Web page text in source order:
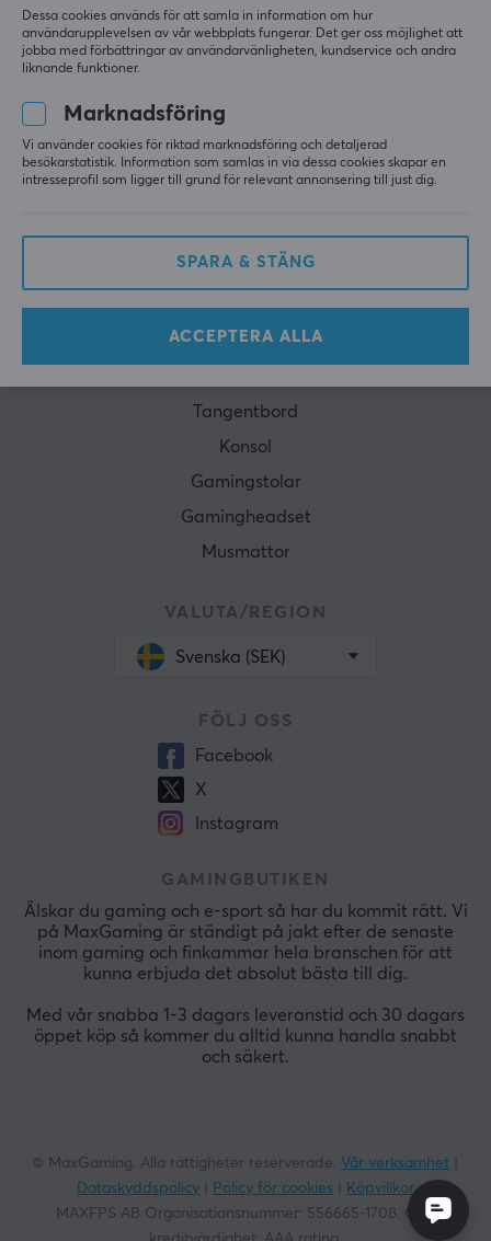
MAXGAMING
Lediga tjänster
Om oss
Betalsätt
Trygg e-handel
POPULÄRA KATEGORIER
Tangentbord
Konsol
Gamingstolar
Gamingheadset
Musmattor
VALUTA/REGION
Svenska (SEK)
FÖLJ OSS
Facebook
X
Instagram
GAMINGBUTIKEN
Älskar du gaming och e-sport så har du kommit rätt. Vi
på MaxGaming är ständigt på jakt efter de senaste
inom gaming och finkammar hela branschen för att
kunna erbjuda det absolut bästa till dig.
Med vår snabba 1-3 dagars leveranstid och 30 dagars
öppet köp så kommer du alltid kunna handla snabbt
och säkert.
© MaxGaming. Alla rättigheter reserverade. Vår verksamhet
Dataskyddspolicy
Policy för cookies
Köpvillkor
MAXFPS AB Organisationsnummer: 556665-1708. God
Dessa cookies används för att samla in information om hur
användarupplevelsen av vår webbplats fungerar. Det ger oss möjlighet att
jobba med förbättringar av användarvänligheten, kundservice och andra
liknande funktioner.
Marknadsföring
Vi använder cookies för riktad marknadsföring och detaljerad
besökarstatistik. Information som samlas in via dessa cookies skapar en
intresseprofil som ligger till grund för relevant annonsering till just dig.
SPARA & STÄNG
ACCEPTERA ALLA